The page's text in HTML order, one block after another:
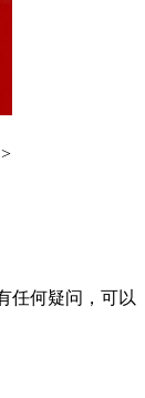
>
任何疑问，可以